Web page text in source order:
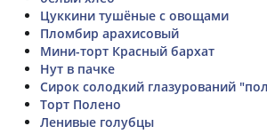
Цуккини тушёные с овощами
Пломбир арахисовый
Мини-торт Красный бархат
Нут в пачке
Сирок солодкий глазурований
Торт Полено
Ленивые голубцы